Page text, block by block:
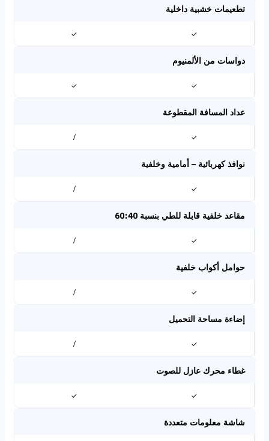
تطعيمات خشبية داخلية
✓
✓
دواسات من الألمنيوم
✓
✓
عداد المسافة المقطوعة
✓
/
نوافذ كهربائية – أمامية وخلفية
✓
/
مقاعد خلفية قابلة للطي بنسبة 60:40
✓
/
حوامل أكواب خلفية
✓
/
إضاءة مساحة التحميل
✓
/
غطاء محرك عازل للصوت
✓
✓
شاشة معلومات متعددة